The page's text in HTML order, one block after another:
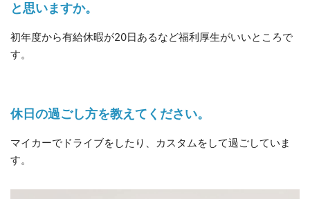
と思いますか。
初年度から有給休暇が20日あるなど福利厚生がいいところで
す。
休日の過ごし方を教えてください。
マイカーでドライブをしたり、カスタムをして過ごしていま
す。